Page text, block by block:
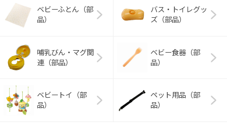
ベビーふとん（部
品）
バス・トイレグッ
ズ（部品）
哺乳びん・マグ関
連（部品）
ベビー食器（部
品）
ベビートイ（部
品）
ペット用品（部
品）